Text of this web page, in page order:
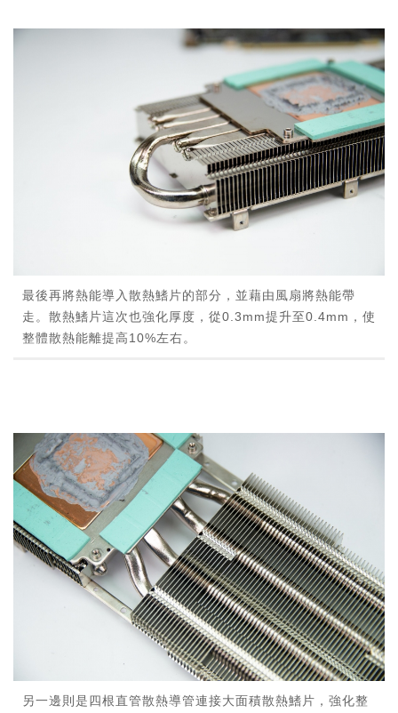
最後再將熱能導入散熱鰭片的部分，並藉由風扇將熱能帶
走。散熱鰭片這次也強化厚度，從0.3mm提升至0.4mm，使
整體散熱能離提高10%左右。
另一邊則是四根直管散熱導管連接大面積散熱鰭片，強化整